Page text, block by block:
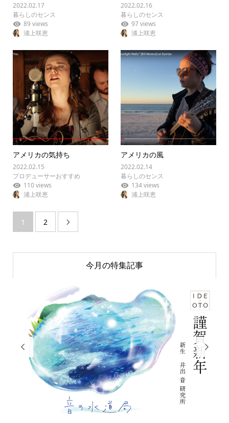
2022.02.17
暮らしのセンス
89 views
浦上咲恵
2022.02.16
暮らしのセンス
97 views
浦上咲恵
アメリカの気持ち
2022.02.15
プロデューサーおすすめ
110 views
浦上咲恵
アメリカの風
2022.02.14
暮らしのセンス
134 views
浦上咲恵
1 2 
今月の特集記事
 